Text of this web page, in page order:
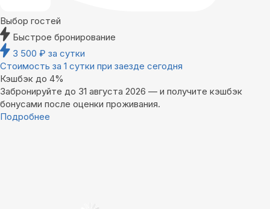
Выбор гостей
Быстрое бронирование
3 500 ₽ за сутки
Стоимость за 1 сутки при заезде сегодня
Кэшбэк до 4%
Забронируйте до 31 августа 2026 — и получите кэшбэк
бонусами после оценки проживания.
Подробнее